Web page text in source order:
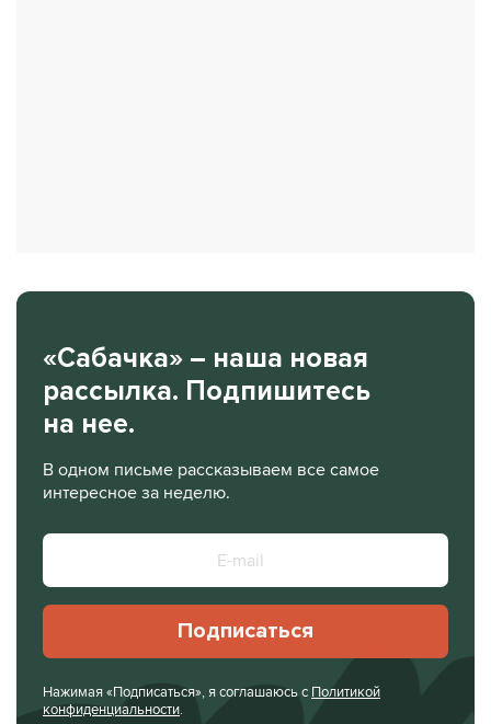
«Сабачка» – наша новая
рассылка. Подпишитесь
на нее.
В одном письме рассказываем все самое
интересное за неделю.
Подписаться
Нажимая «Подписаться», я соглашаюсь с Политикой
конфиденциальности.